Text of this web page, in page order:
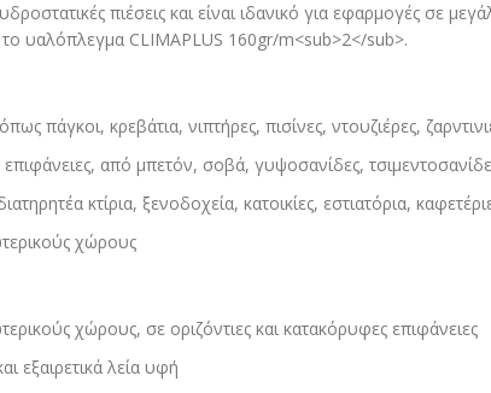
πιέσεις και είναι ιδανικό για εφαρμογές σε
υαλόπλεγμα CLIMAPLUS 160gr/m<sub>2</sub>.
όπως πάγκοι, κρεβάτια, νιπτήρες, πισίνες, ντουζιέρες,
επιφάνειες, από μπετόν, σοβά, γυψοσανίδες,
κτίρια, ξενοδοχεία, κατοικίες, εστιατόρια,
χώρους
χώρους, σε οριζόντιες και κατακόρυφες επιφάνειες
εξαιρετικά λεία υφή